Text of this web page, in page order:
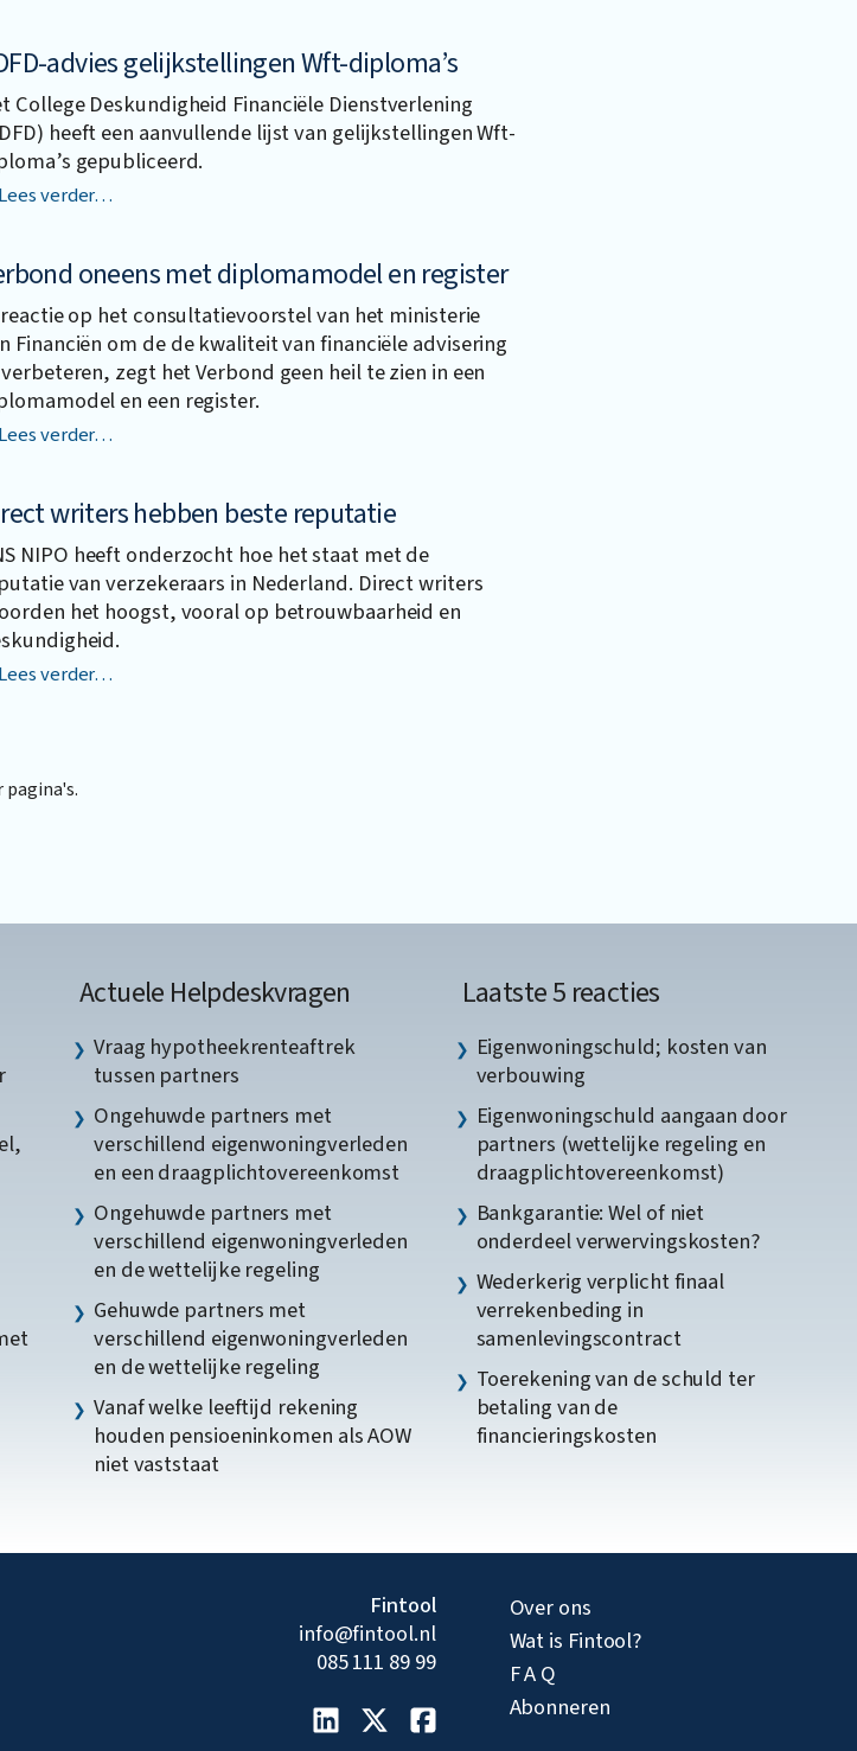
advies gelijkstellingen Wft-diploma’s
College Deskundigheid Financiële Dienstverlening
heeft een aanvullende lijst van gelijkstellingen Wft-
gepubliceerd.
Lees verder…
oneens met diplomamodel en register
op het consultatievoorstel van het ministerie
Financiën om de de kwaliteit van financiële advisering
zegt het Verbond geen heil te zien in een
en een register.
Lees verder…
writers hebben beste reputatie
NIPO heeft onderzocht hoe het staat met de
van verzekeraars in Nederland. Direct writers
het hoogst, vooral op betrouwbaarheid en
Lees verder…
pagina's.
Actuele Helpdeskvragen
Vraag hypotheekrenteaftrek
tussen partners
Ongehuwde partners met
verschillend eigenwoningverleden
en een draagplichtovereenkomst
Ongehuwde partners met
verschillend eigenwoningverleden
en de wettelijke regeling
Gehuwde partners met
verschillend eigenwoningverleden
en de wettelijke regeling
Vanaf welke leeftijd rekening
houden pensioeninkomen als AOW
niet vaststaat
Laatste 5 reacties
Eigenwoningschuld; kosten van
verbouwing
Eigenwoningschuld aangaan door
partners (wettelijke regeling en
draagplichtovereenkomst)
Bankgarantie: Wel of niet
onderdeel verwervingskosten?
Wederkerig verplicht finaal
verrekenbeding in
samenlevingscontract
Toerekening van de schuld ter
betaling van de
financieringskosten
Fintool
info@fintool.nl
085 111 89 99
Over ons
Wat is Fintool?
F A Q
Abonneren